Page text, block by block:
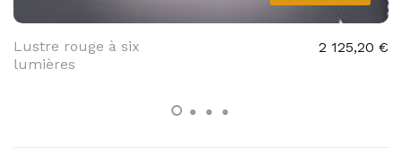
Lustre rouge à six
lumières
2 125,20 €